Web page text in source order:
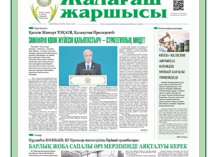
Инфекциялық ауруларға қарсы иммундау
жұмыстарының тиімділігі
06.08.2026
51
Көкжөтел ауруы туралы
06.08.2026
48
АПВ вакцинасы туралы мәлімет
06.08.2026
47
Open Air: Қызылорда облысы полиция
департаменті 20 мыңнан астам
көрерменнің қауіпсіздігін қамтамасыз етті
06.08.2026
60